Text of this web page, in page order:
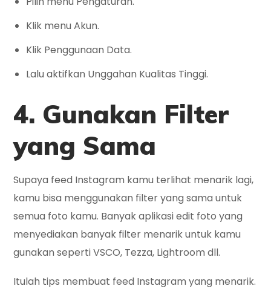
Klik menu Akun.
Klik Penggunaan Data.
Lalu aktifkan Unggahan Kualitas Tinggi.
4. Gunakan Filter
yang Sama
Supaya feed Instagram kamu terlihat menarik lagi,
kamu bisa menggunakan filter yang sama untuk
semua foto kamu. Banyak aplikasi edit foto yang
menyediakan banyak filter menarik untuk kamu
gunakan seperti VSCO, Tezza, Lightroom dll.
Itulah tips membuat feed Instagram yang menarik.